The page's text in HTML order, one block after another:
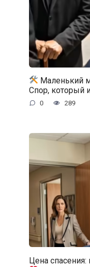
Маленький
Спор, который
0 289
Цена спасения: